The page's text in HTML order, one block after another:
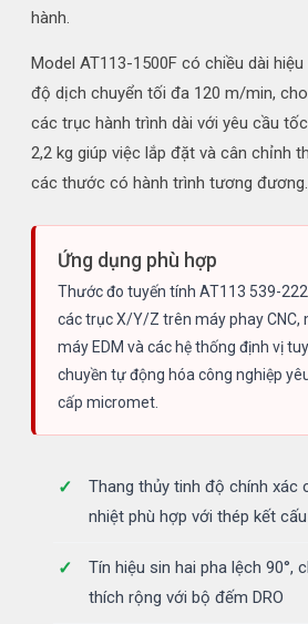
hành.
Model AT113-1500F có chiều dài
độ dịch chuyển tối đa 120 m/min,
các trục hành trình dài với yêu cầu
2,2 kg giúp việc lắp đặt và cân chỉnh
các thước có hành trình tương đương.
Ứng dụng phù hợp
Thước đo tuyến tính AT113 539-
các trục X/Y/Z trên máy phay CNC,
máy EDM và các hệ thống định vị
chuyền tự động hóa công nghiệp
cấp micromet.
Thang thủy tinh độ chính xác
nhiệt phù hợp với thép kết cấu
Tín hiệu sin hai pha lệch 90°,
thích rộng với bộ đếm DRO